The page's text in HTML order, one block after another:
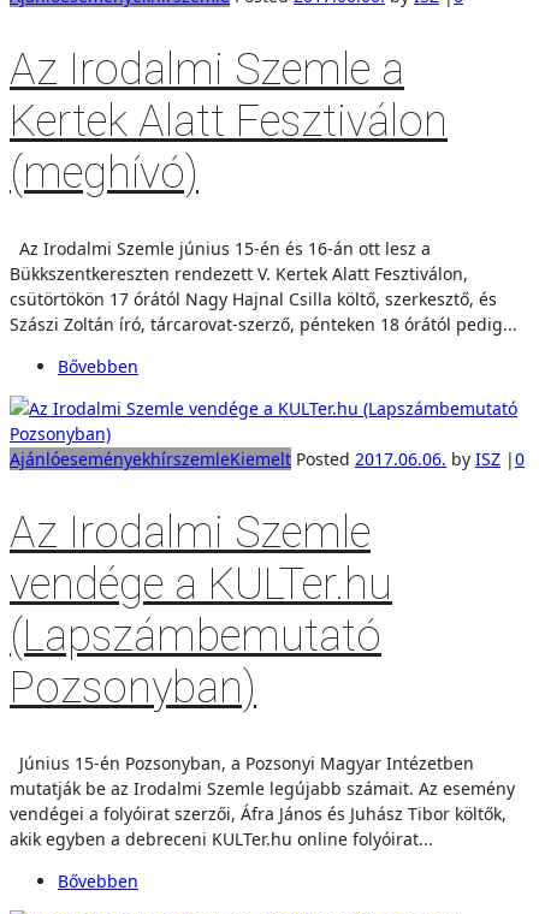
Az Irodalmi Szemle a
Kertek Alatt Fesztiválon
(meghívó)
Az Irodalmi Szemle június 15-én és 16-án ott lesz a
Bükkszentkereszten rendezett V. Kertek Alatt Fesztiválon,
csütörtökön 17 órától Nagy Hajnal Csilla költő, szerkesztő, és
Szászi Zoltán író, tárcarovat-szerző, pénteken 18 órától pedig...
Bővebben
AjánlóeseményekhírszemleKiemelt Posted 2017.06.06. by ISZ |0
Az Irodalmi Szemle
vendége a KULTer.hu
(Lapszámbemutató
Pozsonyban)
Június 15-én Pozsonyban, a Pozsonyi Magyar Intézetben
mutatják be az Irodalmi Szemle legújabb számait. Az esemény
vendégei a folyóirat szerzői, Áfra János és Juhász Tibor költők,
akik egyben a debreceni KULTer.hu online folyóirat...
Bővebben